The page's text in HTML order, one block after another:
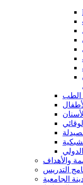
الطب
والأهداف
التدريس
الجامعية